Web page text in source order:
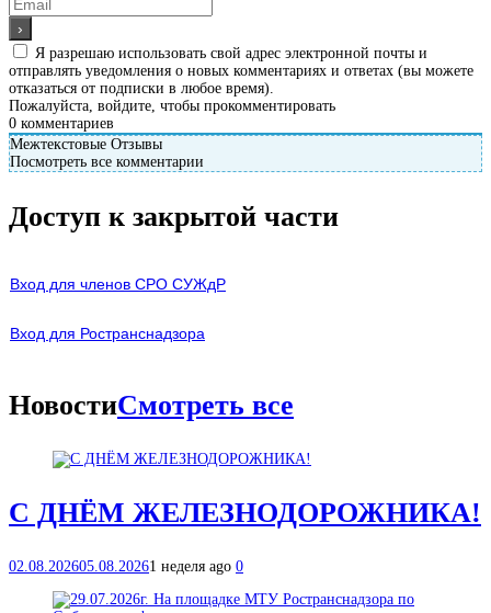
Я разрешаю использовать свой адрес электронной почты и
отправлять уведомления о новых комментариях и ответах (вы можете
отказаться от подписки в любое время).
Пожалуйста, войдите, чтобы прокомментировать
0 комментариев
Межтекстовые Отзывы
Посмотреть все комментарии
Доступ к закрытой части
Вход для членов СРО СУЖдР
Вход для Ространснадзора
НовостиСмотреть все
С ДНЁМ ЖЕЛЕЗНОДОРОЖНИКА!
02.08.202605.08.20261 неделя ago 0